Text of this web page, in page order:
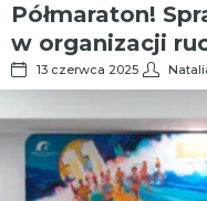
Półmaraton!
w organizacji
13 czerwca 2025